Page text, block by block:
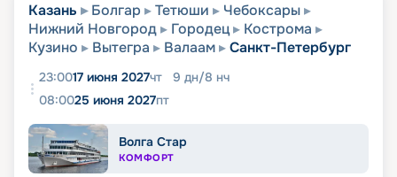
Казань Болгар Тетюши
Чебоксары
Нижний Новгород
Городец
Кострома
Кузино
Вытегра Валаам Санкт-Петербург
23:0017 июня 2027чт 9 дн/8 нч
08:0025 июня 2027пт
Волга Стар
КОМФОРТ